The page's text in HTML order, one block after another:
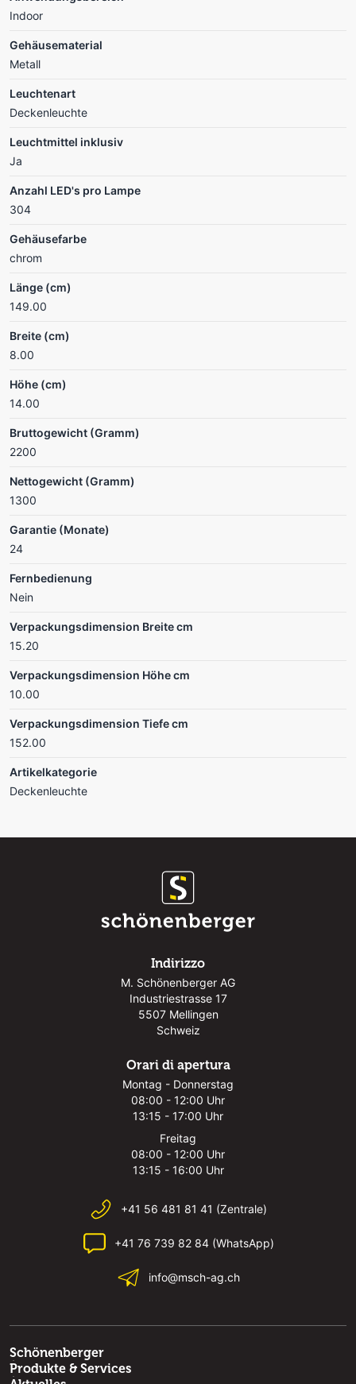
Indoor
Gehäusematerial
Metall
Leuchtenart
Deckenleuchte
Leuchtmittel inklusiv
Ja
Anzahl LED's pro Lampe
304
Gehäusefarbe
chrom
Länge (cm)
149.00
Breite (cm)
8.00
Höhe (cm)
14.00
Bruttogewicht (Gramm)
2200
Nettogewicht (Gramm)
1300
Garantie (Monate)
24
Fernbedienung
Nein
Verpackungsdimension Breite cm
15.20
Verpackungsdimension Höhe cm
10.00
Verpackungsdimension Tiefe cm
152.00
Artikelkategorie
Deckenleuchte
Indirizzo
M. Schönenberger AG
Industriestrasse 17
5507 Mellingen
Schweiz
Orari di apertura
Montag - Donnerstag
08:00 - 12:00 Uhr
13:15 - 17:00 Uhr
Freitag
08:00 - 12:00 Uhr
13:15 - 16:00 Uhr
+41 56 481 81 41 (Zentrale)
+41 76 739 82 84 (WhatsApp)
info@msch-ag.ch
Schönenberger
Produkte & Services